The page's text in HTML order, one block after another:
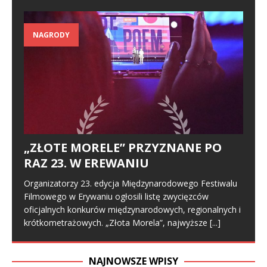
NAGRODY
„ZŁOTE MORELE” PRZYZNANE PO
RAZ 23. W EREWANIU
Organizatorzy 23. edycja Międzynarodowego Festiwalu
Filmowego w Erywaniu ogłosili listę zwycięzców
oficjalnych konkurów międzynarodowych, regionalnych i
krótkometrażowych. „Złota Morela”, najwyższe [...]
NAJNOWSZE WPISY